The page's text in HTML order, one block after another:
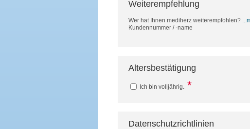
Weiterempfehlung
Wer hat Ihnen mediherz weiterempfohlen?
Kundennummer / -name
Altersbestätigung
Ich bin volljährig.
Datenschutzrichtlinien